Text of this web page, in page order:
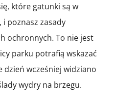
które gatunki są w
poznasz zasady
ochronnych. To nie jest
parku potrafią wskazać
dzień wcześniej widziano
wydry na brzegu.